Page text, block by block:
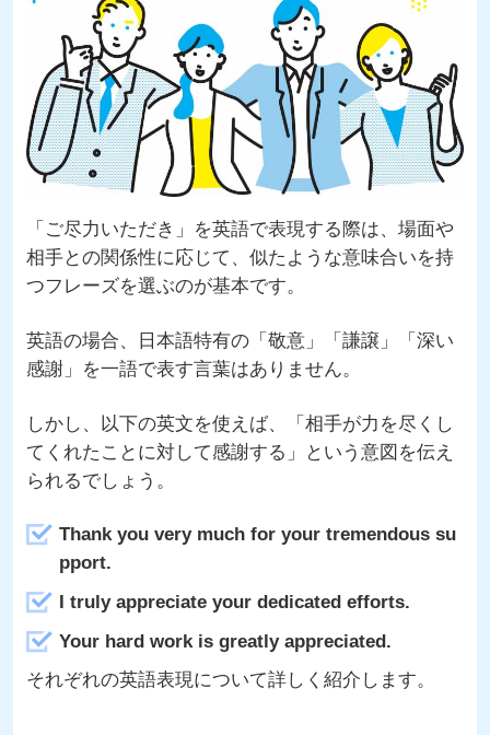
「ご尽力いただき」を英語で表現する際は、場面や
相手との関係性に応じて、似たような意味合いを持
つフレーズを選ぶのが基本です。
英語の場合、日本語特有の「敬意」「謙譲」「深い
感謝」を一語で表す言葉はありません。
しかし、以下の英文を使えば、「相手が力を尽くし
てくれたことに対して感謝する」という意図を伝え
られるでしょう。
Thank you very much for your tremendous su
pport.
I truly appreciate your dedicated efforts.
Your hard work is greatly appreciated.
それぞれの英語表現について詳しく紹介します。